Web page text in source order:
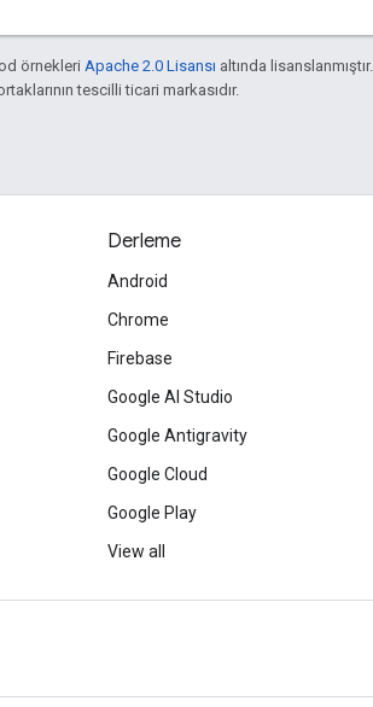
örnekleri Apache 2.0 Lisansı altında lisanslanmıştır.
tescilli ticari markasıdır.
Derleme
Android
Chrome
Firebase
Google AI Studio
Google Antigravity
Google Cloud
Google Play
View all